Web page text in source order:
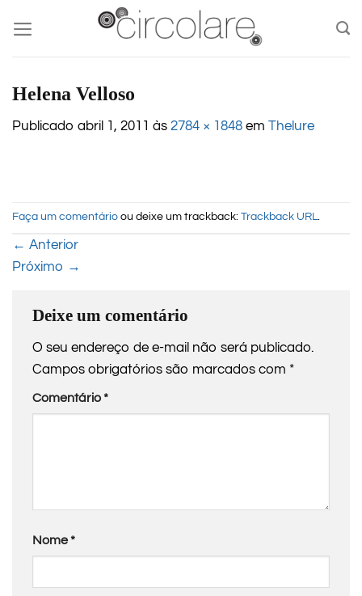
content
Helena Velloso
Publicado abril 1, 2011 às 2784 × 1848 em Thelure
Faça um comentário ou deixe um trackback: Trackback URL.
← Anterior
Próximo →
Deixe um comentário
O seu endereço de e-mail não será publicado.
Campos obrigatórios são marcados com *
Comentário*
Nome*